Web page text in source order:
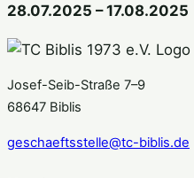
28.07.2025 – 17.08.2025
Josef-Seib-Straße 7–9
68647 Biblis
geschaeftsstelle@tc-biblis.de